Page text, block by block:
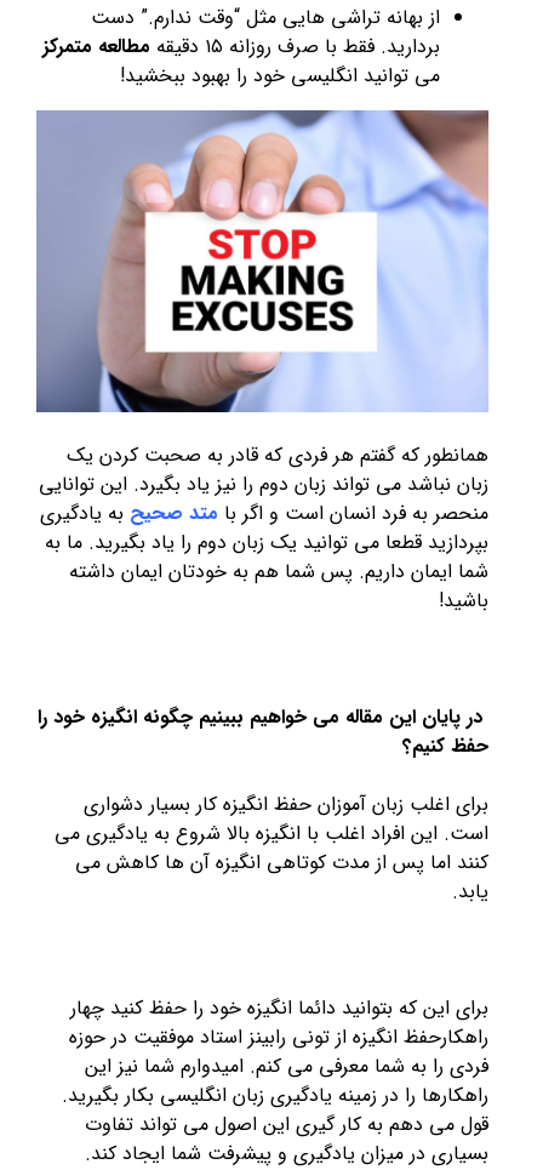
از بهانه تراشی هایی مثل “وقت ندارم.” دست
بردارید. فقط با صرف روزانه ۱۵ دقیقه
مطالعه متمرکز
می توانید انگلیسی خود را بهبود ببخشید!
همانطور که گفتم هر فردی که قادر به صحبت کردن یک
زبان نباشد می تواند زبان دوم را نیز یاد بگیرد. این توانایی
منحصر به فرد انسان است و اگر با متد صحیح به یادگیری
بپردازید قطعا می توانید یک زبان دوم را یاد بگیرید. ما به
شما ایمان داریم. پس شما هم به خودتان ایمان داشته
باشید!
در پایان این مقاله می خواهیم ببینیم چگونه انگیزه خود را
حفظ کنیم؟
برای اغلب زبان آموزان حفظ انگیزه کار بسیار دشواری
است. این افراد اغلب با انگیزه بالا شروع به یادگیری می
کنند اما پس از مدت کوتاهی انگیزه آن ها کاهش می
یابد.
برای این که بتوانید دائما انگیزه خود را حفظ کنید چهار
راهکارحفظ انگیزه از تونی رابینز استاد موفقیت در حوزه
فردی را به شما معرفی می کنم. امیدوارم شما نیز این
راهکارها را در زمینه یادگیری زبان انگلیسی بکار بگیرید.
قول می دهم به کار گیری این اصول می تواند تفاوت
بسیاری در میزان یادگیری و پیشرفت شما ایجاد کند.